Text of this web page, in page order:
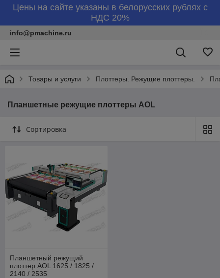
Цены на сайте указаны в белорусских рублях с
НДС 20%
info@pmachine.ru
Товары и услуги Плоттеры. Режущие плоттеры.
Планшетные режущие плоттеры AOL
Сортировка
Планшетный режущий
плоттер AOL 1625 / 1825 /
2140 / 2535